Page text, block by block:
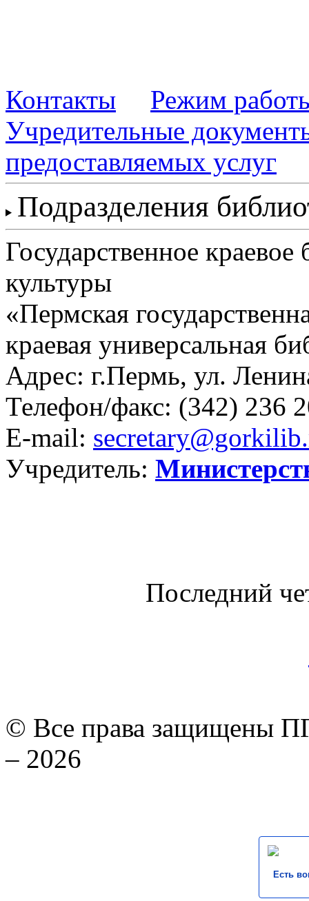
Контакты
Режим
Учредительные
предоставляемых услуг
Подразделения
Государственное
культуры
«Пермская
краевая универсальная
Адрес: г.Пермь, ул.
Телефон/факс: (342) 236
E-mail:
Учредитель:
Последний
© Все права защищены
– 2026
Есть